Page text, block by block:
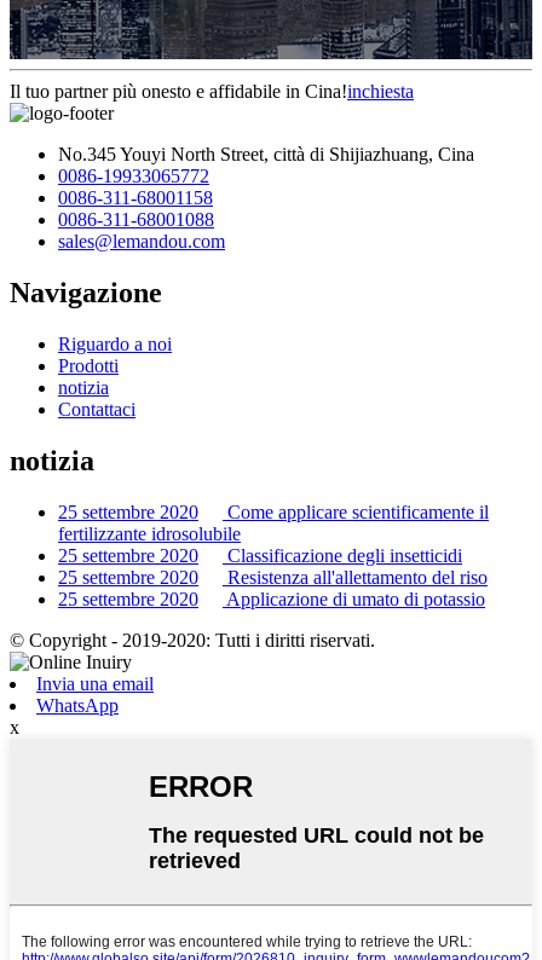
Il tuo partner più onesto e affidabile in Cina!inchiesta
No.345 Youyi North Street, città di Shijiazhuang, Cina
0086-19933065772
0086-311-68001158
0086-311-68001088
sales@lemandou.com
Navigazione
Riguardo a noi
Prodotti
notizia
Contattaci
notizia
25 settembre 2020
Come applicare scientificamente il
fertilizzante idrosolubile
25 settembre 2020
Classificazione degli insetticidi
25 settembre 2020
Resistenza all'allettamento del riso
25 settembre 2020
Applicazione di umato di potassio
© Copyright - 2019-2020: Tutti i diritti riservati.
Invia una email
WhatsApp
x